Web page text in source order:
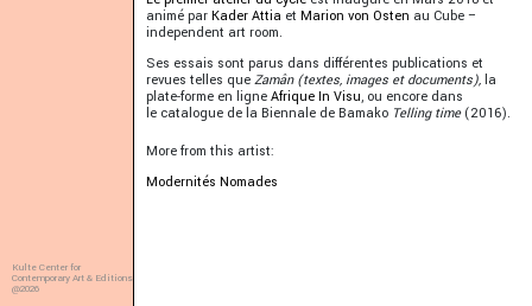
Kulte Center for
Contemporary Art & Editions
@2026
animé par Kader Attia et Marion von Osten au Cube –
independent art room.
Ses essais sont parus dans différentes publications et
revues telles que Zamân (textes, images et documents), la
plate-forme en ligne Afrique In Visu, ou encore dans
le catalogue de la Biennale de Bamako Telling time (2016).
More from this artist:
Modernités Nomades